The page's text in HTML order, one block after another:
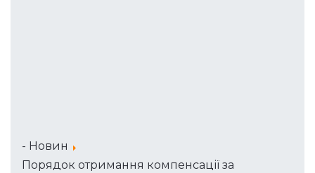
- Новин
Порядок отримання компенсації за